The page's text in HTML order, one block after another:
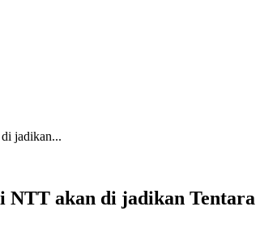
jadikan...
NTT akan di jadikan Tentara